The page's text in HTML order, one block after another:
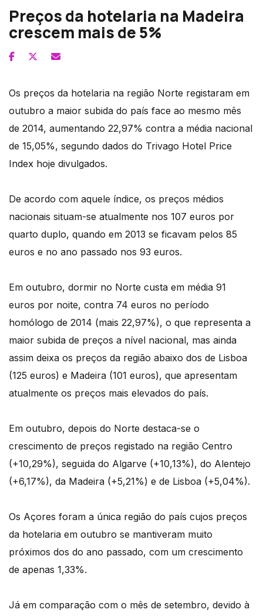
Preços da hotelaria na Madeira
crescem mais de 5%
Os preços da hotelaria na região Norte registaram em
outubro a maior subida do país face ao mesmo mês
de 2014, aumentando 22,97% contra a média nacional
de 15,05%, segundo dados do Trivago Hotel Price
Index hoje divulgados.
De acordo com aquele índice, os preços médios
nacionais situam-se atualmente nos 107 euros por
quarto duplo, quando em 2013 se ficavam pelos 85
euros e no ano passado nos 93 euros.
Em outubro, dormir no Norte custa em média 91
euros por noite, contra 74 euros no período
homólogo de 2014 (mais 22,97%), o que representa a
maior subida de preços a nível nacional, mas ainda
assim deixa os preços da região abaixo dos de Lisboa
(125 euros) e Madeira (101 euros), que apresentam
atualmente os preços mais elevados do país.
Em outubro, depois do Norte destaca-se o
crescimento de preços registado na região Centro
(+10,29%), seguida do Algarve (+10,13%), do Alentejo
(+6,17%), da Madeira (+5,21%) e de Lisboa (+5,04%).
Os Açores foram a única região do país cujos preços
da hotelaria em outubro se mantiveram muito
próximos dos do ano passado, com um crescimento
de apenas 1,33%.
Já em comparação com o mês de setembro, devido à